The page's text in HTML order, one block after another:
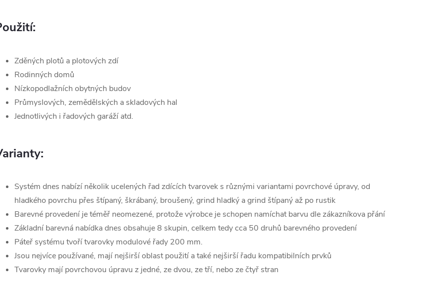
Zděných plotů a plotových zdí
Rodinných domů
Nízkopodlažních obytných budov
Průmyslových, zemědělských a skladových hal
Jednotlivých i řadových garáží atd.
Systém dnes nabízí několik ucelených řad zdících tvarovek s různými variantami povrchové úpravy, od
hladkého povrchu přes štípaný, škrábaný, broušený, grind hladký a grind štípaný až po rustik
Barevné provedení je téměř neomezené, protože výrobce je schopen namíchat barvu dle zákazníkova přání
Základní barevná nabídka dnes obsahuje 8 skupin, celkem tedy cca 50 druhů barevného provedení
Páteř systému tvoří tvarovky modulové řady 200 mm.
Jsou nejvíce používané, mají nejširší oblast použití a také nejširší řadu kompatibilních prvků
Tvarovky mají povrchovou úpravu z jedné, ze dvou, ze tří, nebo ze čtyř stran